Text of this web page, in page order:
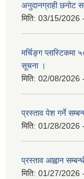
अनुदानग्राही छनोट
मिति: 03/15/2026
मर्चिङ्ग प्लास्टिकमा
सूचना ।
मिति: 02/08/2026
प्रस्ताव पेश गर्ने
मिति: 01/28/2026
प्रस्ताव आह्वान
मिति: 01/27/2026